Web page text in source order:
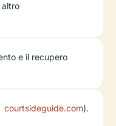
altro
e il recupero
courtsideguide.com).